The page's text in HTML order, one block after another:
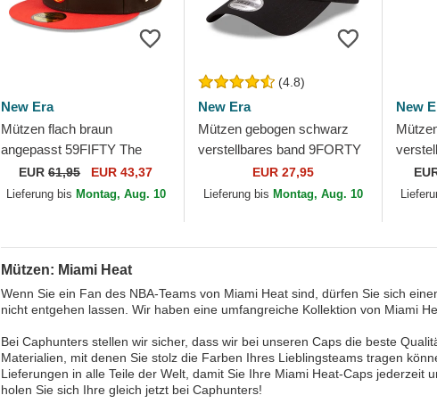
New Era
Mützen flach braun
angepasst 59FIFTY The
Elements Fire Pin der Miami
Heat NBA von New Era
EUR61,95 EUR 43,37
Lieferung bis Montag, Aug. 10
(4.8)
New Era
Mützen gebogen schwarz
verstellbares band 9FORTY
The League der Miami Heat
NBA von New Era
EUR 27,95
Lieferung bis Montag, Aug. 10
New
2023
Mützen: Miami Heat
Wenn Sie ein Fan des NBA-Teams von Miami Heat sind, dürfen Sie sich
nicht entgehen lassen. Wir haben eine umfangreiche Kollektion von Miami
Bei Caphunters stellen wir sicher, dass wir bei unseren Caps die beste
Materialien, mit denen Sie stolz die Farben Ihres Lieblingsteams tragen
Lieferungen in alle Teile der Welt, damit Sie Ihre Miami Heat-Caps jederzeit
holen Sie sich Ihre gleich jetzt bei Caphunters!